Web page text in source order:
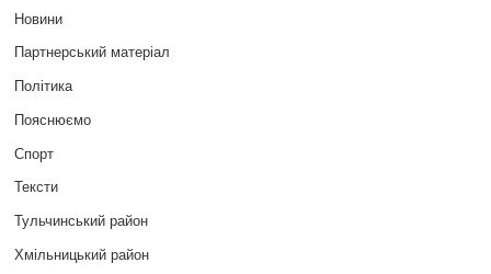
Новини
Партнерський матеріал
Політика
Пояснюємо
Спорт
Тексти
Тульчинський район
Хмільницький район